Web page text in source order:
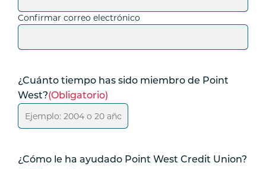
Confirmar correo electrónico
¿Cuánto tiempo has sido miembro de Point
West?(Obligatorio)
¿Cómo le ha ayudado Point West Credit Union?